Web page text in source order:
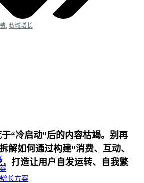
长方案
私域增长
“冷启动”后的内容枯竭。别再
解如何通过构建“消费、互动、
打造让用户自发运转、自我繁